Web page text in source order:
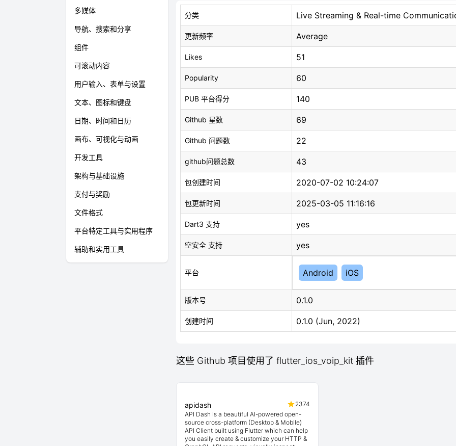
多媒体
导航、搜索和分享
组件
可滚动内容
用户输入、表单与设置
文本、图标和键盘
日期、时间和日历
画布、可视化与动画
开发工具
架构与基础设施
支付与奖励
文件格式
平台特定工具与实用程序
辅助和实用工具
分类 Live Streaming & Real-time
更新频率 Average
Likes 51
Popularity 60
PUB 平台得分 140
Github 星数 69
Github 问题数 22
github问题总数 43
包创建时间 2020-07-02 10:24:07
包更新时间 2025-03-05 11:16:16
Dart3 支持 yes
空安全 支持 yes
平台 Android iOS
版本号 0.1.0
创建时间 0.1.0 (Jun, 2022)
这些 Github 项目使用了 flutter_ios_voip_kit 插件
apidash
2374
API Dash is a beautiful AI-powered open-
source cross-platform (Desktop & Mobile)
API Client built using Flutter which can help
you easily create & customize your HTTP &